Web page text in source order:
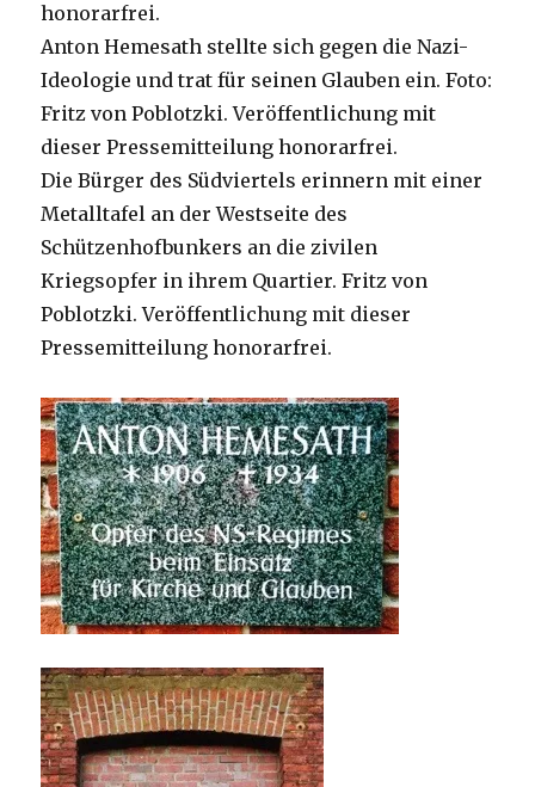
honorarfrei.
Anton Hemesath stellte sich gegen die Nazi-
Ideologie und trat für seinen Glauben ein. Foto:
Fritz von Poblotzki. Veröffentlichung mit
dieser Pressemitteilung honorarfrei.
Die Bürger des Südviertels erinnern mit einer
Metalltafel an der Westseite des
Schützenhofbunkers an die zivilen
Kriegsopfer in ihrem Quartier. Fritz von
Poblotzki. Veröffentlichung mit dieser
Pressemitteilung honorarfrei.